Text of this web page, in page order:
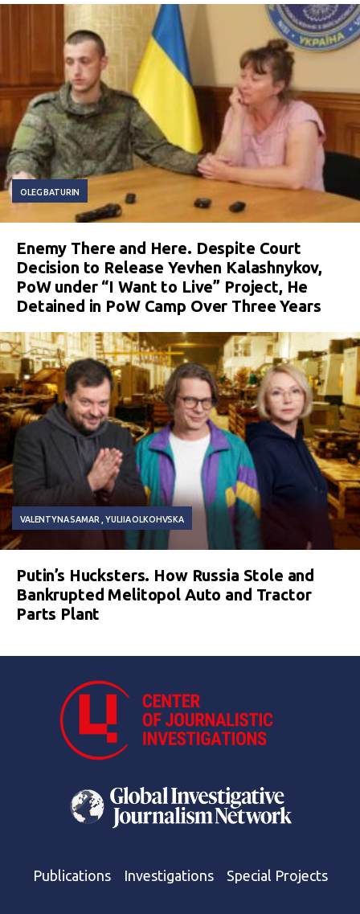
OLEG BATURIN
Enemy There and Here. Despite Court
Decision to Release Yevhen Kalashnykov,
PoW under “I Want to Live” Project, He
Detained in PoW Camp Over Three Years
VALENTYNA SAMAR YULIIA OLKOHVSKA
Putin’s Hucksters. How Russia Stole and
Bankrupted Melitopol Auto and Tractor
Parts Plant
Publications Investigations Special Projects